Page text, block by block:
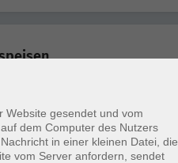
Website gesendet und vom
dem Computer des Nutzers
in einer kleinen Datei, die
vom Server anfordern, sendet